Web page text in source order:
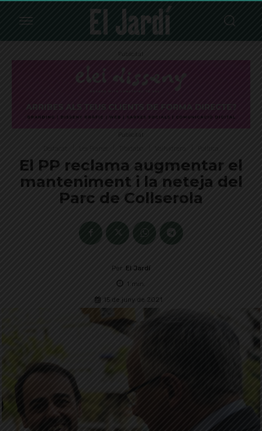
Publicitat
Publicitat
El PP reclama augmentar el
manteniment i la neteja del
Parc de Collserola
Per El Jardí
1 min.
15 de juny de 2021